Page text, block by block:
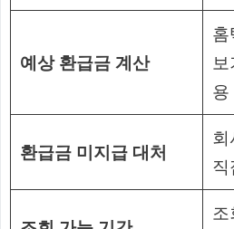
예상 환급금 계산
용
환급금 미지급 대처
직